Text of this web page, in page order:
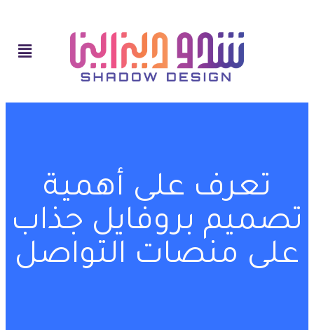
تعرف على أهمية
تصميم بروفايل جذاب
على منصات التواصل